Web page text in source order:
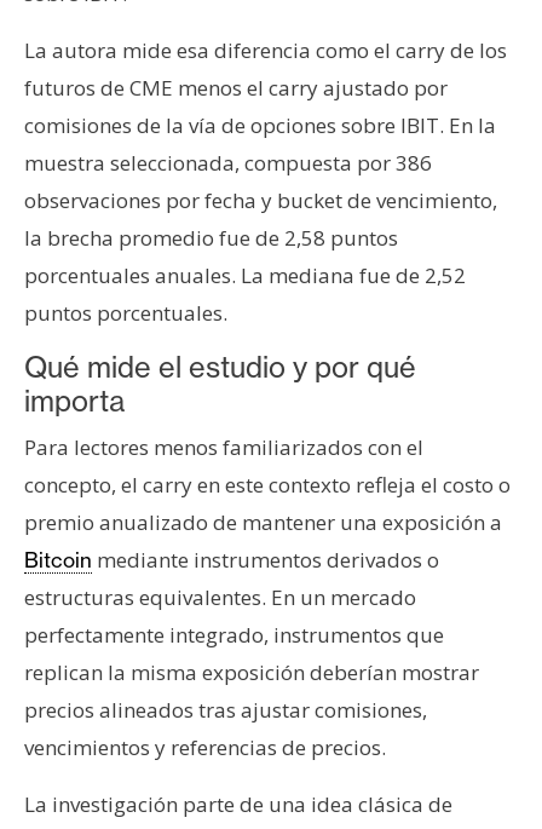
a
s
R
e
c
u
s
o
s
o
n
t
a
c
t
o
y
P
b
La autora mide esa diferencia como el carry de los
futuros de CME menos el carry ajustado por
comisiones de la vía de opciones sobre IBIT. En la
muestra seleccionada, compuesta por 386
observaciones por fecha y bucket de vencimiento,
la brecha promedio fue de 2,58 puntos
porcentuales anuales. La mediana fue de 2,52
puntos porcentuales.
Qué mide el estudio y por qué
importa
Para lectores menos familiarizados con el
concepto, el carry en este contexto refleja el costo o
premio anualizado de mantener una exposición a
Bitcoin mediante instrumentos derivados o
estructuras equivalentes. En un mercado
perfectamente integrado, instrumentos que
replican la misma exposición deberían mostrar
precios alineados tras ajustar comisiones,
vencimientos y referencias de precios.
La investigación parte de una idea clásica de